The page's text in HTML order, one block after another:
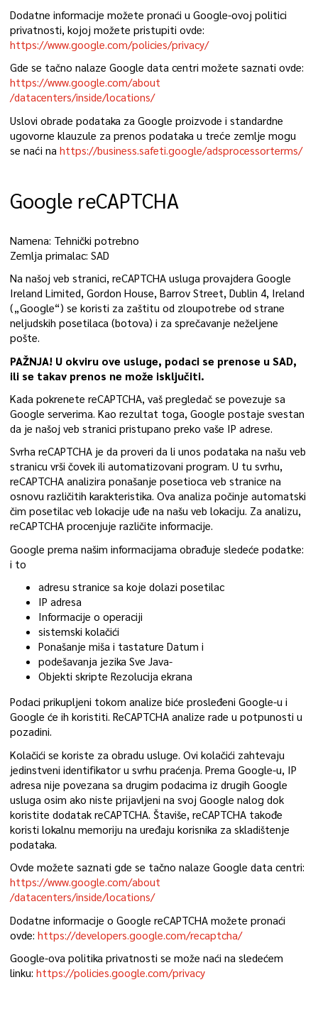
Dodatne informacije možete pronaći u Google-ovoj politici
privatnosti, kojoj možete pristupiti ovde:
https://www.google.com/policies/privacy/
Gde se tačno nalaze Google data centri možete saznati ovde:
https://www.google.com/about
/datacenters/inside/locations/
Uslovi obrade podataka za Google proizvode i standardne
ugovorne klauzule za prenos podataka u treće zemlje mogu
se naći nahttps://business.safeti.google/adsprocessorterms/
Google reCAPTCHA
Namena: Tehnički potrebno
Zemlja primalac: SAD
Na našoj veb stranici, reCAPTCHA usluga provajdera Google
Ireland Limited, Gordon House, Barrov Street, Dublin 4, Ireland
(„Google“) se koristi za zaštitu od zloupotrebe od strane
neljudskih posetilaca (botova) i za sprečavanje neželjene
pošte.
PAŽNJA! U okviru ove usluge, podaci se prenose u SAD,
ili se takav prenos ne može isključiti.
Kada pokrenete reCAPTCHA, vaš pregledač se povezuje sa
Google serverima. Kao rezultat toga, Google postaje svestan
da je našoj veb stranici pristupano preko vaše IP adrese.
Svrha reCAPTCHA je da proveri da li unos podataka na našu veb
stranicu vrši čovek ili automatizovani program. U tu svrhu,
reCAPTCHA analizira ponašanje posetioca veb stranice na
osnovu različitih karakteristika. Ova analiza počinje automatski
čim posetilac veb lokacije uđe na našu veb lokaciju. Za analizu,
reCAPTCHA procenjuje različite informacije.
Google prema našim informacijama obrađuje sledeće podatke:
i to
adresu stranice sa koje dolazi posetilac
IP adresa
Informacije o operaciji
sistemski kolačići
Ponašanje miša i tastature Datum i
podešavanja jezika Sve Java-
Objekti skripte Rezolucija ekrana
Podaci prikupljeni tokom analize biće prosleđeni Google-u i
Google će ih koristiti. ReCAPTCHA analize rade u potpunosti u
pozadini.
Kolačići se koriste za obradu usluge. Ovi kolačići zahtevaju
jedinstveni identifikator u svrhu praćenja. Prema Google-u, IP
adresa nije povezana sa drugim podacima iz drugih Google
usluga osim ako niste prijavljeni na svoj Google nalog dok
koristite dodatak reCAPTCHA. Štaviše, reCAPTCHA takođe
koristi lokalnu memoriju na uređaju korisnika za skladištenje
podataka.
Ovde možete saznati gde se tačno nalaze Google data centri:
https://www.google.com/about
/datacenters/inside/locations/
Dodatne informacije o Google reCAPTCHA možete pronaći
ovde:https://developers.google.com/recaptcha/
Google-ova politika privatnosti se može naći na sledećem
linku:https://policies.google.com/privacy